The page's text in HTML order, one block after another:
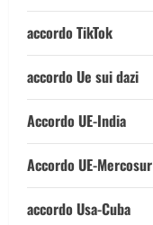
accordo TikTok
accordo Ue sui dazi
Accordo UE-India
Accordo UE-Mercosur
accordo Usa-Cuba